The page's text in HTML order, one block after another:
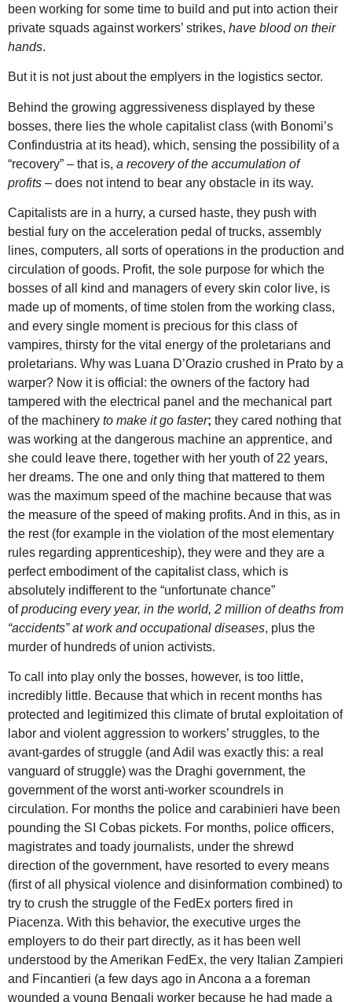
been working for some time to build and put into action their
private squads against workers’ strikes, have blood on their
hands.
But it is not just about the emplyers in the logistics sector.
Behind the growing aggressiveness displayed by these
bosses, there lies the whole capitalist class (with Bonomi’s
Confindustria at its head), which, sensing the possibility of a
“recovery” – that is, a recovery of the accumulation of
profits – does not intend to bear any obstacle in its way.
Capitalists are in a hurry, a cursed haste, they push with
bestial fury on the acceleration pedal of trucks, assembly
lines, computers, all sorts of operations in the production and
circulation of goods. Profit, the sole purpose for which the
bosses of all kind and managers of every skin color live, is
made up of moments, of time stolen from the working class,
and every single moment is precious for this class of
vampires, thirsty for the vital energy of the proletarians and
proletarians. Why was Luana D’Orazio crushed in Prato by a
warper? Now it is official: the owners of the factory had
tampered with the electrical panel and the mechanical part
of the machinery to make it go faster; they cared nothing that
was working at the dangerous machine an apprentice, and
she could leave there, together with her youth of 22 years,
her dreams. The one and only thing that mattered to them
was the maximum speed of the machine because that was
the measure of the speed of making profits. And in this, as in
the rest (for example in the violation of the most elementary
rules regarding apprenticeship), they were and they are a
perfect embodiment of the capitalist class, which is
absolutely indifferent to the “unfortunate chance”
ofproducing every year, in the world, 2 million of deaths from
“accidents” at work and occupational diseases, plus the
murder of hundreds of union activists.
To call into play only the bosses, however, is too little,
incredibly little. Because that which in recent months has
protected and legitimized this climate of brutal exploitation of
labor and violent aggression to workers’ struggles, to the
avant-gardes of struggle (and Adil was exactly this: a real
vanguard of struggle) was the Draghi government, the
government of the worst anti-worker scoundrels in
circulation. For months the police and carabinieri have been
pounding the SI Cobas pickets. For months, police officers,
magistrates and toady journalists, under the shrewd
direction of the government, have resorted to every means
(first of all physical violence and disinformation combined) to
try to crush the struggle of the FedEx porters fired in
Piacenza. With this behavior, the executive urges the
employers to do their part directly, as it has been well
understood by the Amerikan FedEx, the very Italian Zampieri
and Fincantieri (a few days ago in Ancona a a foreman
wounded a young Bengali worker because he had made a